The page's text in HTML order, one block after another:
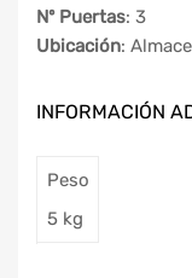
Nº Puertas: 3
Ubicación:
INFORMACIÓN
Peso
5 kg